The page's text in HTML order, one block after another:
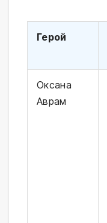
Герой
Оксана
Аврам